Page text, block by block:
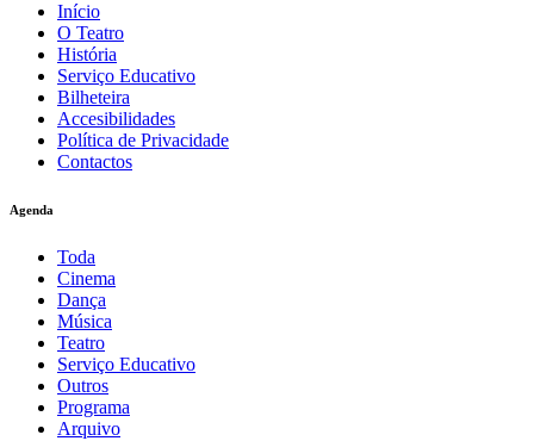
Início
O Teatro
História
Serviço Educativo
Bilheteira
Accesibilidades
Política de Privacidade
Contactos
Agenda
Toda
Cinema
Dança
Música
Teatro
Serviço Educativo
Outros
Programa
Arquivo